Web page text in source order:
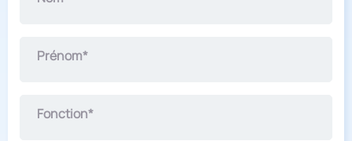
Prénom*
Fonction*